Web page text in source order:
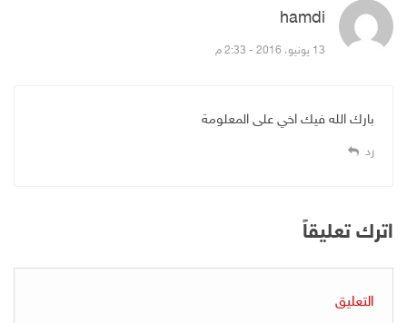
hamdi
13 يونيو، 2016 - 2:33 م
بارك الله فيك اخي على المعلومة
رد
اترك تعليقاً